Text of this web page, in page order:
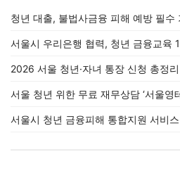
청년 대출, 불법사금융 피해 예방 필수
서울시 우리은행 협력, 청년 금융교육
2026 서울 청년·자녀 통장 신청 총정리
서울 청년 위한 무료 재무상담 ‘서울영
서울시 청년 금융피해 통합지원 서비